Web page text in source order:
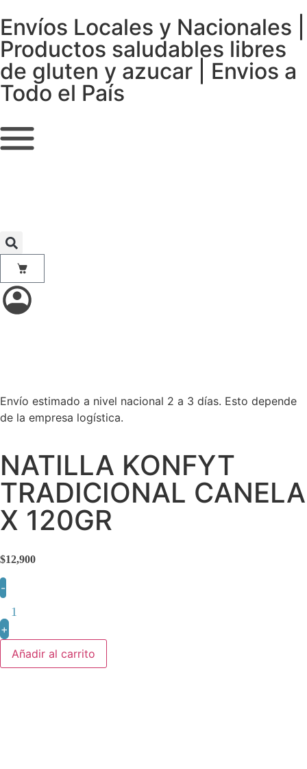
Envíos Locales y Nacionales |
Productos saludables libres
de gluten y azucar | Envios a
Todo el País
Envío estimado a nivel nacional 2 a 3 días. Esto depende
de la empresa logística.
NATILLA KONFYT
TRADICIONAL CANELA
X 120GR
$12,900
-
+
Añadir al carrito